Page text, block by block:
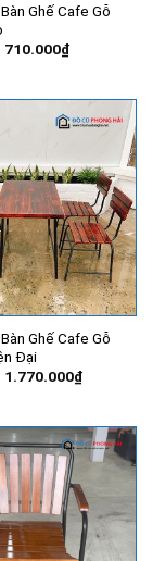
Ghế Cafe Gỗ
Giá
710.000₫Giá
hiện
710.000₫.
Ghế Cafe Gỗ
Đại
Giá
1.770.000₫Giá
hiện